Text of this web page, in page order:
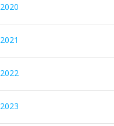
2020
2021
2022
2023